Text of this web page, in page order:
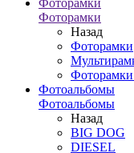
Фоторамки
Фоторамки
Назад
Фоторамки
Фоторамки
Фотоальбомы
Фотоальбомы
Назад
BIG DOG
DIESEL